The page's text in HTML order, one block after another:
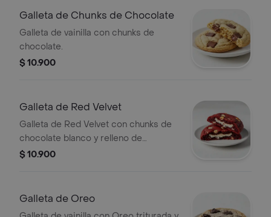
Galleta de Chunks de Chocolate
Galleta de vainilla con chunks de
chocolate.
$ 10.900
Galleta de Red Velvet
Galleta de Red Velvet con chunks de
chocolate blanco y relleno de
Cheesecake.
$ 10.900
Galleta de Oreo